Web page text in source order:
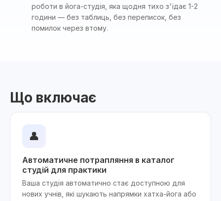
роботи в йога-студія, яка щодня тихо з'їдає 1-2
години — без таблиць, без переписок, без
помилок через втому.
Що включає
👤
Автоматичне потрапляння в каталог
студій для практики
Ваша студія автоматично стає доступною для
нових учнів, які шукають напрямки хатха-йога або